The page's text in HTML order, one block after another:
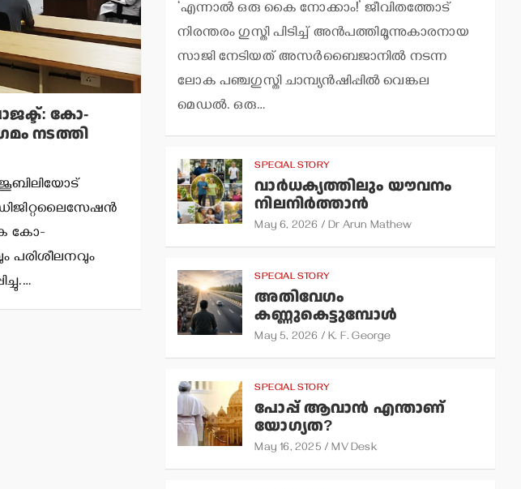
കോ-
നടത്തി
കോ-
പരിശീലനവും
‘എന്നാല്‍ ഒരു കൈ നോക്കാം!’ ജീവിതത്തോട്
നിരന്തരം ഗുസ്തി പിടിച്ച് അന്‍പത്തിമൂന്നുകാരനായ
സാജി നേടിയത് അസര്‍ബൈജാനില്‍ നടന്ന
ലോക പഞ്ചഗുസ്തി ചാമ്പ്യന്‍ഷിപ്പില്‍ വെങ്കല
മെഡല്‍. ഒരു…
SPECIAL STORY
വാര്‍ധക്യത്തിലും യൗവനം
നിലനിര്‍ത്താന്‍
May 6, 2026 Dr Arun Mathew
SPECIAL STORY
അതിവേഗം
കണ്ണുകെട്ടുമ്പോള്‍
May 5, 2026 K. F. George
SPECIAL STORY
പോപ്പ് ആവാന്‍ എന്താണ്
യോഗ്യത?
May 16, 2025 MV Desk